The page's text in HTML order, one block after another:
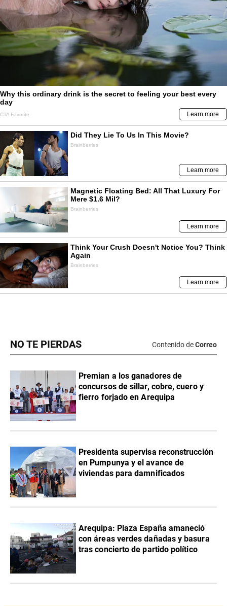
NO TE PIERDAS Contenido deCorreo
Premian a los ganadores de
concursos de sillar, cobre, cuero y
fierro forjado en Arequipa
Presidenta supervisa reconstrucción
en Pumpunya y el avance de
viviendas para damnificados
Arequipa: Plaza España amaneció
con áreas verdes dañadas y basura
tras concierto de partido político